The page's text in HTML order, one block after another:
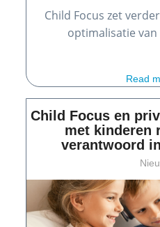
Child Focus zet
optimalisatie
Read
Child Focus en
met kinderen
verantwoord